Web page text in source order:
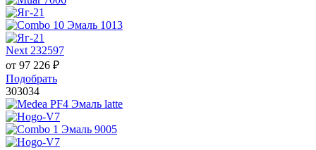
Next 232597
от 97 226 ₽
Подобрать
303034